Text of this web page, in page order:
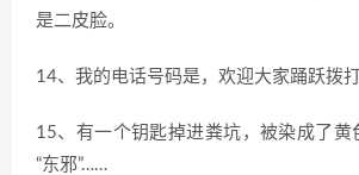
是二皮脸。
14、我的电话号码是，欢迎大家踊跃拨打
15、有一个钥匙掉进粪坑，被染成了黄
“东邪”……